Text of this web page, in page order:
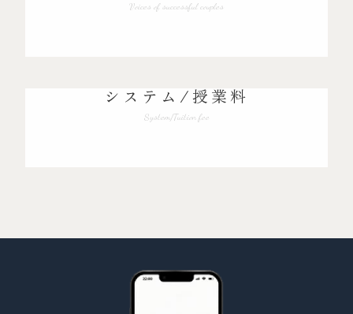
Voices of successful couples
システム/授業料
System/Tuition fee